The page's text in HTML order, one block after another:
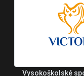
Vysokoškolské